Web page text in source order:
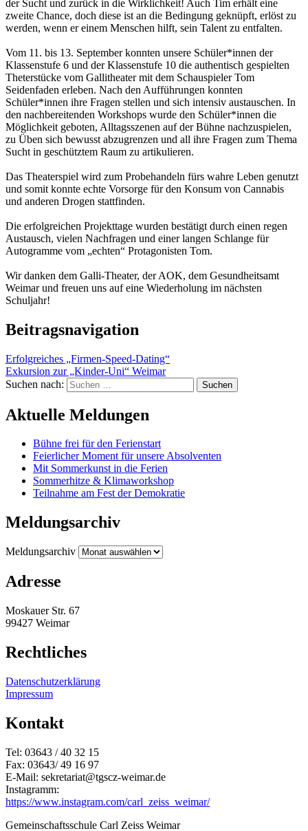
der Sucht und zurück in die Wirklichkeit! Auch Tim erhält eine
zweite Chance, doch diese ist an die Bedingung geknüpft, erlöst zu
werden, wenn er einem Menschen hilft, sein Talent zu entfalten.
Vom 11. bis 13. September konnten unsere Schüler*innen der
Klassenstufe 6 und der Klassenstufe 10 die authentisch gespielten
Theterstücke vom Gallitheater mit dem Schauspieler Tom
Seidenfaden erleben. Nach den Aufführungen konnten
Schüler*innen ihre Fragen stellen und sich intensiv austauschen. In
den nachbereitenden Workshops wurde den Schüler*innen die
Möglichkeit geboten, Alltagsszenen auf der Bühne nachzuspielen,
zu Üben sich bewusst abzugrenzen und all ihre Fragen zum Thema
Sucht in geschütztem Raum zu artikulieren.
Das Theaterspiel wird zum Probehandeln fürs wahre Leben genutzt
und somit konnte echte Vorsorge für den Konsum von Cannabis
und anderen Drogen stattfinden.
Die erfolgreichen Projekttage wurden bestätigt durch einen regen
Austausch, vielen Nachfragen und einer langen Schlange für
Autogramme vom „echten“ Protagonisten Tom.
Wir danken dem Galli-Theater, der AOK, dem Gesundheitsamt
Weimar und freuen uns auf eine Wiederholung im nächsten
Schuljahr!
Beitragsnavigation
Erfolgreiches „Firmen-Speed-Dating“
Exkursion zur „Kinder-Uni“ Weimar
Suchen nach:
Aktuelle Meldungen
Bühne frei für den Ferienstart
Feierlicher Moment für unsere Absolventen
Mit Sommerkunst in die Ferien
Sommerhitze & Klimaworkshop
Teilnahme am Fest der Demokratie
Meldungsarchiv
Meldungsarchiv
Adresse
Moskauer Str. 67
99427 Weimar
Rechtliches
Datenschutzerklärung
Impressum
Kontakt
Tel: 03643 / 40 32 15
Fax: 03643/ 49 16 97
E-Mail: sekretariat@tgscz-weimar.de
Instagramm:
https://www.instagram.com/carl_zeiss_weimar/
Gemeinschaftsschule Carl Zeiss Weimar